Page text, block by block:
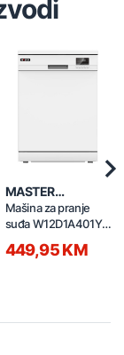
MASTER
PROFESSIONAL
Mašina za pranje
suđa W12D1A401Y-
449,95 KM